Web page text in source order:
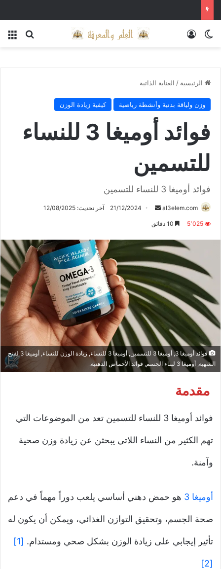
بحث الوضع المظلمتسجيل الدخول
الرئيسية / العناية الذاتية
وزن ولياقة بدنية وأنشطة رياضية كيفية زيادة الوزن
فوائد أوميغا 3 للنساء
للتسمين
فوائد أوميغا 3 للنساء للتسمين
al3elem.com
أرسل 21/12/2024 آخر تحديث: 12/08/2025
5٬025
فوائد أوميغا 3, أوميغا 3 للتسمين, أوميغا 3 للنساء, زيادة الوزن للنساء, أوميغا 3 لفتح
الشهية, أوميغا 3 لبناء الجسم, فوائد الأحماض الدهنية.
مقدمة
فوائد أوميغا 3 للنساء للتسمين تعد من الموضوعات التي
تهم الكثير من النساء اللاتي يبحثن عن زيادة وزن صحية
وآمنة.
أوميغا 3 هو حمض دهني أساسي يلعب دوراً مهماً في دعم
صحة الجسم، وتحقيق التوازن الغذائي، ويمكن أن يكون له
تأثير إيجابي على زيادة الوزن بشكل صحي ومستدام. [1]
[2]